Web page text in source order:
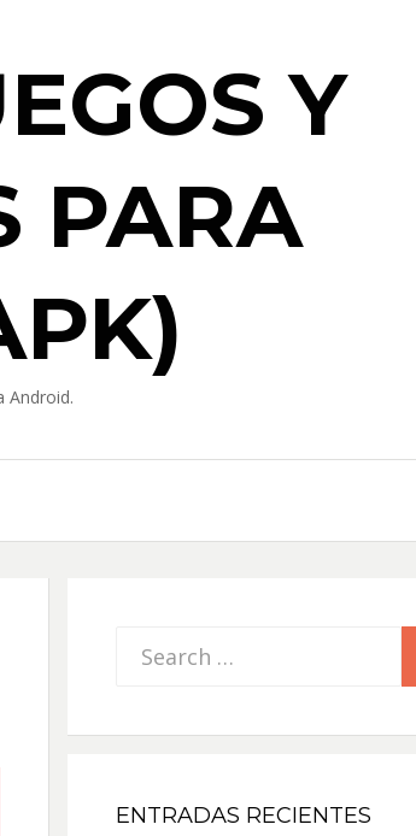
Y
PARA
Android.
Search
ENTRADAS RECIENTES